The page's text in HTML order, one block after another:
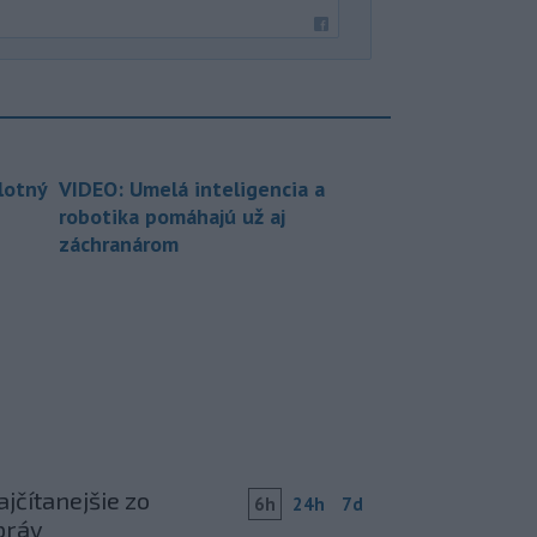
VIDEO: Umelá inteligencia a
robotika pomáhajú už aj
záchranárom
zo
6h 24h 7d